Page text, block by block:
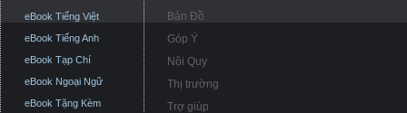
eBook Tiếng Việt
eBook Tiếng Anh
eBook Tạp Chí
eBook Ngoại Ngữ
eBook Tặng Kèm
Bản Đồ
Góp Ý
Nội Quy
Thị trường
Trợ giúp